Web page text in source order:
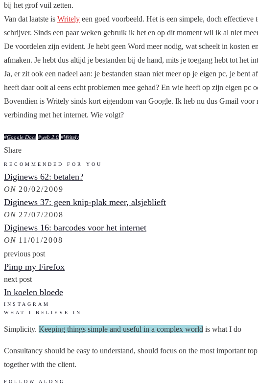
bij het grof vuil zetten.
Van dat laatste is Writely een goed voorbeeld. Het is een simpele, doch
schrijver. Sinds een paar weken gebruik ik het en op dit moment wil ik al niet
De voordelen zijn evident. Je hebt geen Word meer nodig, wat scheelt in kosten
afmaken. Je hebt dus altijd je bestanden bij de hand, mits je toegang hebt tot het
Ja, er zit ook een nadeel aan: je bestanden staan niet meer op je eigen pc, je
heeft daar ooit al eens echt problemen mee gehad? En wie heeft op zijn eigen
Bovendien is Writely sinds kort eigendom van Google. Ik heb nu dus Gmail
verbinding met het internet. Wie volgt?
#Google Docs #web 2.0 #Writely
Share
RECOMMENDED FOR YOU
Diginews 62: betalen?
ON 20/02/2009
Diginews 37: geen knip-plak meer, alsjeblieft
ON 27/07/2008
Diginews 16: barcodes voor het internet
ON 11/01/2008
previous post
Pimp my Firefox
next post
In koelen bloede
INSTAGRAM
WHAT I BELIEVE IN
Simplicity. Keeping things simple and useful in a complex world is what I do
Consultancy should be easy to understand, should focus on the most important
together with the client.
FOLLOW ALONG